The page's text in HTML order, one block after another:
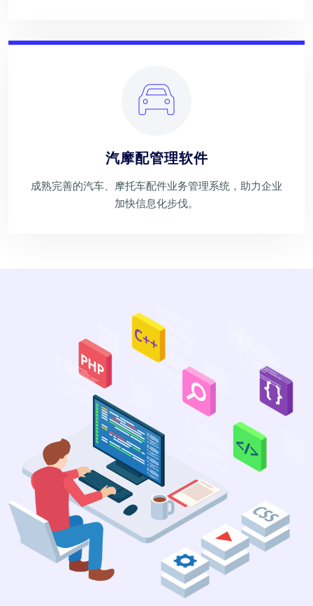
汽摩配管理软件
成熟完善的汽车、摩托车配件业务管理系统，助力企业
加快信息化步伐。